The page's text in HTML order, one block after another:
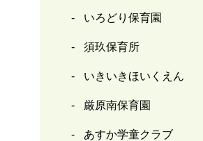
いろどり保育園
須玖保育所
いきいきほいくえん
厳原南保育園
あすか学童クラブ